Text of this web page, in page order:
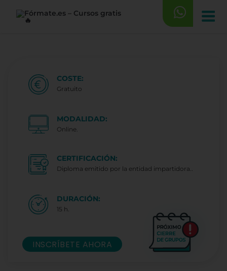
COSTE:
Gratuito
MODALIDAD:
Online.
CERTIFICACIÓN:
Diploma emitido por la entidad impartidora..
DURACIÓN:
15 h.
INSCRÍBETE AHORA